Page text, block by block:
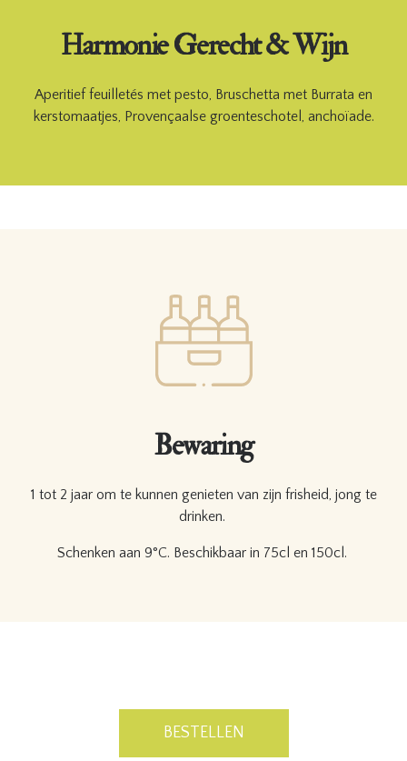
Harmonie Gerecht & Wijn
Aperitief feuilletés met pesto, Bruschetta met Burrata en
kerstomaatjes, Provençaalse groenteschotel, anchoïade.
Bewaring
1 tot 2 jaar om te kunnen genieten van zijn frisheid, jong te
drinken.
Schenken aan 9°C. Beschikbaar in 75cl en 150cl.
BESTELLEN